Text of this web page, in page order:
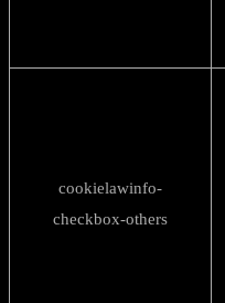
cookielawinfo-
checkbox-others